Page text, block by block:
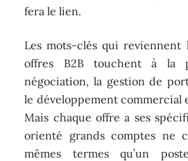
fera le lien.
Les mots-clés qui reviennent
offres B2B touchent à la
négociation, la gestion de
le développement commercial
Mais chaque offre a ses
orienté grands comptes ne
mêmes termes qu’un